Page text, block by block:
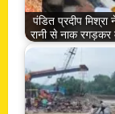
पंडित प्रदीप मिश्रा
रानी से नाक रगड़कर